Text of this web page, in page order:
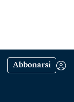
Abbonarsi